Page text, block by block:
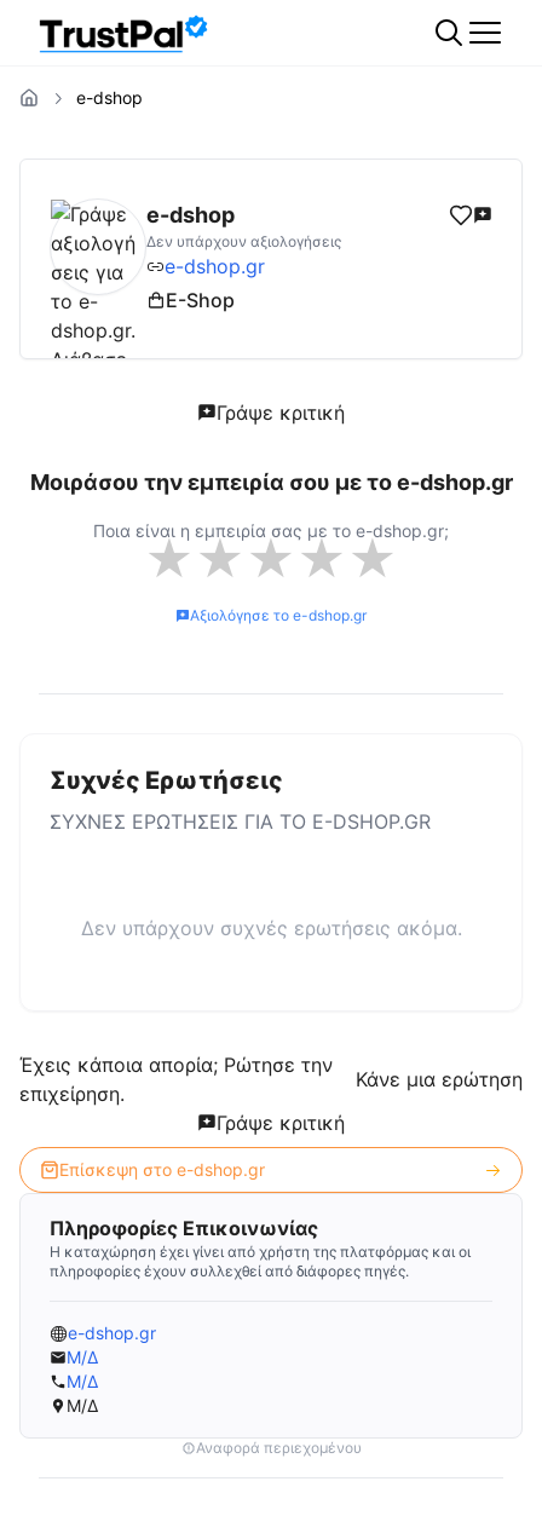
e-dshop
e-dshop.gr Αξιολογήσεις | Δες
e-dshop
Δεν υπάρχουν αξιολογήσεις
e-dshop.gr
E-Shop
Γράψε κριτική
Μοιράσου την εμπειρία σου με τοe-dshop.gr
Ποια είναι η εμπειρία σας με το e-dshop.gr;
★★★★★
Αξιολόγησε το e-dshop.gr
Συχνές Ερωτήσεις
ΣΥΧΝΕΣ ΕΡΩΤΗΣΕΙΣ ΓΙΑ ΤΟ E-DSHOP.GR
Δεν υπάρχουν συχνές ερωτήσεις ακόμα.
Έχεις κάποια απορία; Ρώτησε την
επιχείρηση.
Κάνε μια ερώτηση
Γράψε κριτική
Επίσκεψη στο e-dshop.gr
Πληροφορίες Επικοινωνίας
Η καταχώρηση έχει γίνει από χρήστη της πλατφόρμας και οι
πληροφορίες έχουν συλλεχθεί από διάφορες πηγές.
e-dshop.gr
Μ/Δ
Μ/Δ
Μ/Δ
Αναφορά περιεχομένου